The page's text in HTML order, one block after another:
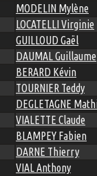
MODELIN Mylène
LOCATELLI Virginie
GUILLOUD Gaël
DAUMAL Guillaume
BERARD Kévin
TOURNIER Teddy
DEGLETAGNE
VIALETTE Claude
BLAMPEY Fabien
DARNE Thierry
VIAL Anthony